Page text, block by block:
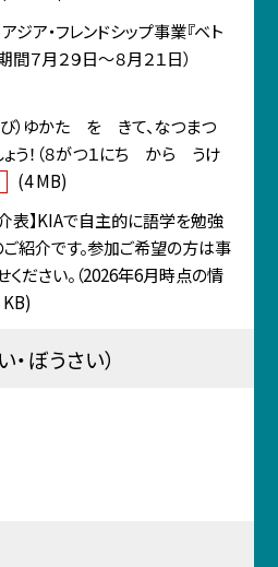
ジア・フレンドシップ事業『ベト
７月２９日～８月２１日）
び）ゆかた を きて、なつまつ
！（８がつ１にち から うけ
(4 MB)
表】KIAで自主的に語学を勉強
紹介です。参加ご希望の方は事
ださい。（2026年6月時点の情
ぼうさい）